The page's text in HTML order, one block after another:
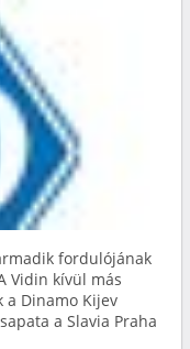
fordulójának
Vidin kívül más
a Dinamo Kijev
a Slavia Praha